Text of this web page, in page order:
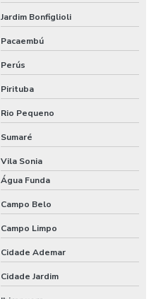
Jardim Bonfiglioli
Pacaembú
Perús
Pirituba
Rio Pequeno
Sumaré
Vila Sonia
Água Funda
Campo Belo
Campo Limpo
Cidade Ademar
Cidade Jardim